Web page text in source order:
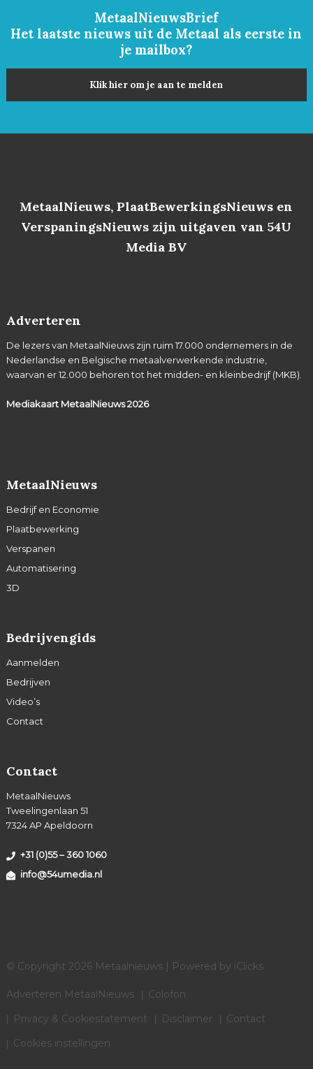
MetaalNieuwsBrief
Het laatste nieuws uit de Metaal als eerste in
je mailbox?
Klik hier om je aan te melden
MetaalNieuws, PlaatBewerkingsNieuws en
VerspaningsNieuws zijn uitgaven van 54U
Media BV
Adverteren
De lezers van MetaalNieuws zijn ruim 17.000 ondernemers in de
Nederlandse en Belgische metaalverwerkende industrie,
waarvan er 12.000 behoren tot het midden- en kleinbedrijf (MKB).
Mediakaart MetaalNieuws2026
MetaalNieuws
Bedrijf en Economie
Plaatbewerking
Verspanen
Automatisering
3D
Bedrijvengids
Aanmelden
Bedrijven
Video’s
Contact
Contact
MetaalNieuws
Tweelingenlaan 51
7324 AP Apeldoorn
+31 (0)55 – 360 1060
info@54umedia.nl
© Copyright 2026 Metaalnieuws | Powered by iClicks
Adverteren MetaalNieuws
Colofon
Privacy & Cookiestatement
Disclaimer
Contact
Cookies instellingen